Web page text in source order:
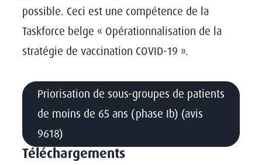
possible. Ceci est une compétence de la
Taskforce belge « Opérationnalisation de la
stratégie de vaccination COVID-19 ».
Priorisation de sous-groupes de patients
de moins de 65 ans (phase Ib) (avis
9618)
Téléchargements